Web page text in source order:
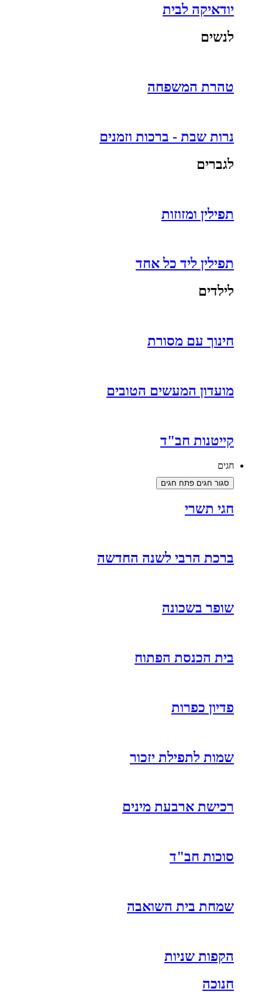
יודאיקה לבית
לנשים
טהרת המשפחה
נרות שבת - ברכות וזמנים
לגברים
תפילין ומזוזות
תפילין ליד כל אחד
לילדים
חינוך עם מסורת
מועדון המעשים הטובים
קייטנות חב"ד
חגים
סגור חגים פתח חגים
חגי תשרי
ברכת הרבי לשנה החדשה
שופר בשכונה
בית הכנסת הפתוח
פדיון כפרות
שמות לתפילת יזכור
רכישת ארבעת מינים
סוכות חב"ד
שמחת בית השואבה
הקפות שניות
חנוכה